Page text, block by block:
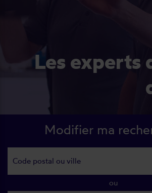
Les experts du volet
Modifier ma
ou